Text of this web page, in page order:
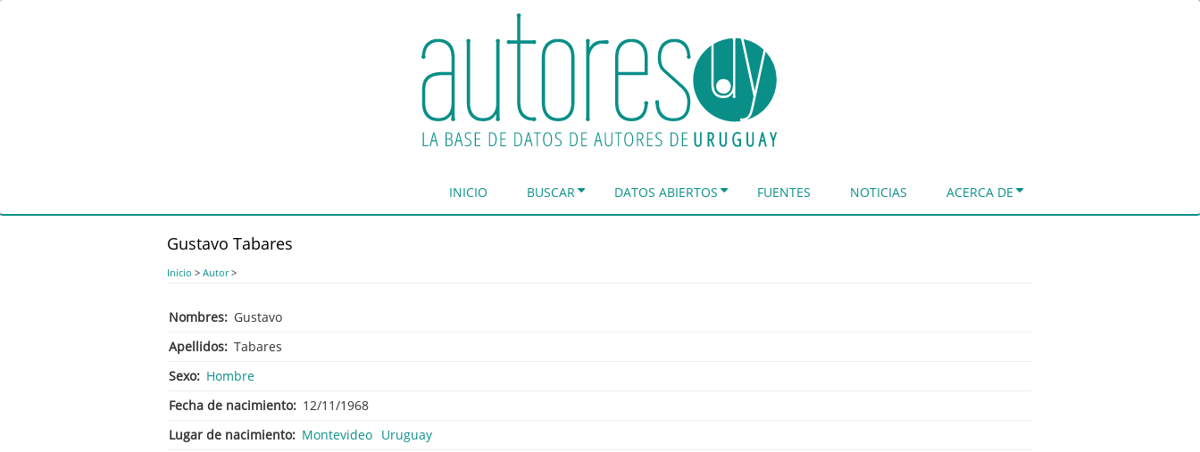
INICIO BUSCAR DATOS ABIERTOS FUENTES NOTICIAS ACERCA DE
Gustavo Tabares
Inicio > Autor>
Nombres
Gustavo
Apellidos Tabares
Sexo
Hombre
Fecha de nacimiento
12/11/1968
Lugar de nacimiento
Montevideo Uruguay